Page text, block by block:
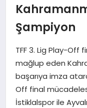
EĞITIM
SAĞLIK
GENEL
Şampiyon
TFF 3. Lig Play-Off
mağlup eden
başarıya imza
Off final
İstiklalspor ile